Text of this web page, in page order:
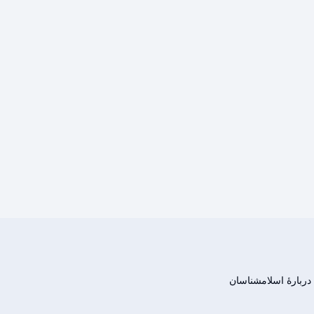
دربارهٔ اسلامشناسان